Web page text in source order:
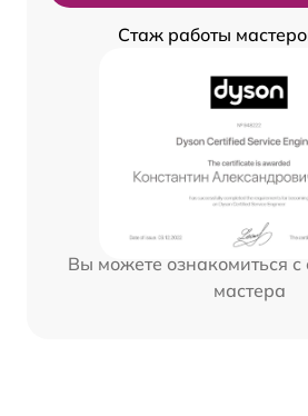
Стаж работы
Вы можете ознакомиться с
мастера